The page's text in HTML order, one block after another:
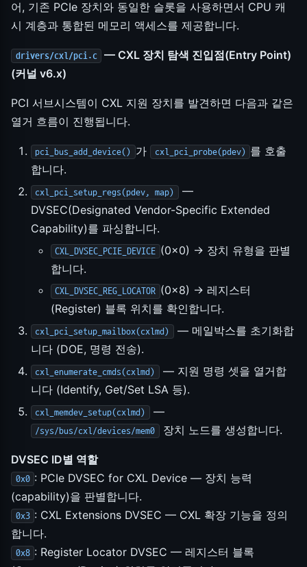
어, 기존 PCIe 장치와 동일한 슬롯을 사용하면서 CPU 캐
시 계층과 통합된 메모리 액세스를 제공합니다.
drivers/cxl/pci.c
— CXL 장치 탐색 진입점(Entry Point)
(커널 v6.x)
PCI 서브시스템이 CXL 지원 장치를 발견하면 다음과 같은
열거 흐름이 진행됩니다.
pci_bus_add_device() 가 cxl_pci_probe(pdev) 를 호출
합니다.
cxl_pci_setup_regs(pdev, map)
—
DVSEC(Designated Vendor-Specific Extended
Capability)를 파싱합니다.
CXL_DVSEC_PCIE_DEVICE (0x0) → 장치 유형을 판별
합니다.
CXL_DVSEC_REG_LOCATOR (0x8) → 레지스터
(Register) 블록 위치를 확인합니다.
cxl_pci_setup_mailbox(cxlmd)
— 메일박스를 초기화합
니다 (DOE, 명령 전송).
cxl_enumerate_cmds(cxlmd)
— 지원 명령 셋을 열거합
니다 (Identify, Get/Set LSA 등).
cxl_memdev_setup(cxlmd) —
/sys/bus/cxl/devices/mem0 장치 노드를 생성합니다.
DVSEC ID별 역할
0x0 : PCIe DVSEC for CXL Device — 장치 능력
(capability)을 판별합니다.
0x3 : CXL Extensions DVSEC — CXL 확장 기능을 정의
합니다.
0x8 : Register Locator DVSEC — 레지스터 블록